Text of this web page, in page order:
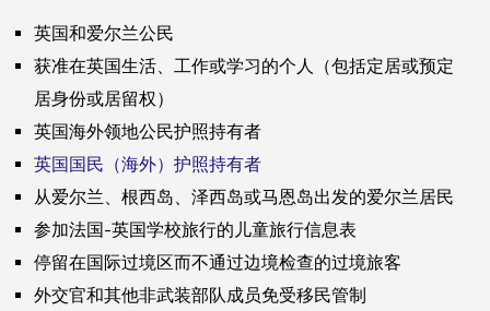
英国和爱尔兰公民
获准在英国生活、工作或学习的个人（包括定居或预定
居身份或居留权）
英国海外领地公民护照持有者
英国国民（海外）护照持有者
从爱尔兰、根西岛、泽西岛或马恩岛出发的爱尔兰居民
参加法国-英国学校旅行的儿童旅行信息表
停留在国际过境区而不通过边境检查的过境旅客
外交官和其他非武装部队成员免受移民管制